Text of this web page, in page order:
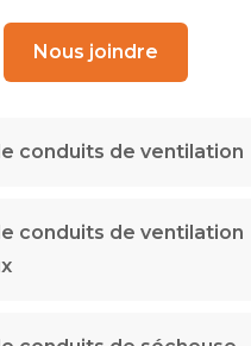
conduits de ventilation
conduits de ventilation
Nous joindre